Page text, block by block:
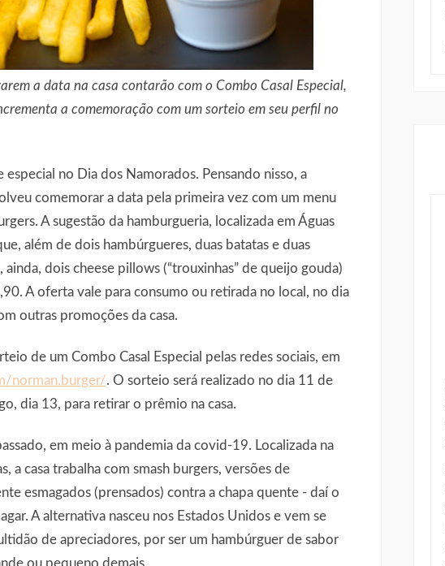
a data na casa contarão com o Combo Casal Especial,
a comemoração com um sorteio em seu perfil no
no Dia dos Namorados. Pensando nisso, a
comemorar a data pela primeira vez com um menu
A sugestão da hamburgueria, localizada em Águas
além de dois hambúrgueres, duas batatas e duas
dois cheese pillows (“trouxinhas” de queijo gouda)
A oferta vale para consumo ou retirada no local, no dia
outras promoções da casa.
de um Combo Casal Especial pelas redes sociais, em
norman.burger/. O sorteio será realizado no dia 11 de
dia 13, para retirar o prêmio na casa.
em meio à pandemia da covid-19. Localizada na
a casa trabalha com smash burgers, versões de
esmagados (prensados) contra a chapa quente - daí o
A alternativa nasceu nos Estados Unidos e vem se
de apreciadores, por ser um hambúrguer de sabor
ou pequeno demais.